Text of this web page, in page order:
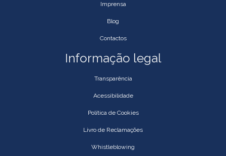
Imprensa
Blog
Contactos
Informação legal
Transparência
Acessibilidade
Política de Cookies
Livro de Reclamações
Whistleblowing